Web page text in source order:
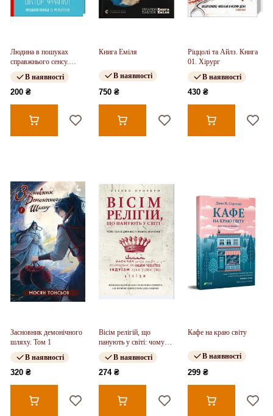
Людина в пошуках
справжнього сенсу.
Психолог у концтаборі
В наявності
200 ₴
Книга Еміля
В наявності
750 ₴
Ріццолі та Айлз. Книга
01. Хірург
В наявності
430 ₴
Засновник демонічного
шляху. Том 1
В наявності
320 ₴
Вісім релігій, що
панують у світі: чому
їхні відмінності мають
значенняВ наявності
274 ₴
Кафе на краю світу
В наявності
299 ₴